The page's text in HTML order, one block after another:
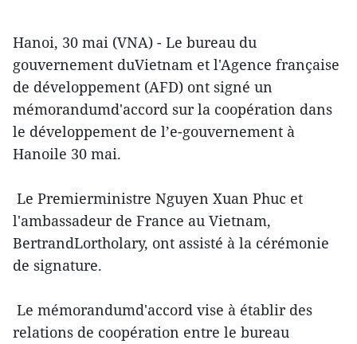
Hanoi, 30 mai (VNA) - Le bureau du
gouvernement duVietnam et l'Agence française
de développement (AFD) ont signé un
mémorandumd'accord sur la coopération dans
le développement de l’e-gouvernement à
Hanoile 30 mai.
Le Premierministre Nguyen Xuan Phuc et
l'ambassadeur de France au Vietnam,
BertrandLortholary, ont assisté à la cérémonie
de signature.
Le mémorandumd'accord vise à établir des
relations de coopération entre le bureau